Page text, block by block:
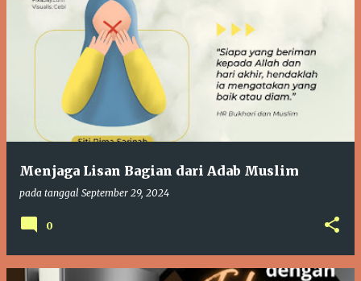
Menjaga Lisan Bagian dari Adab Muslim
pada tanggal September 29, 2024
0